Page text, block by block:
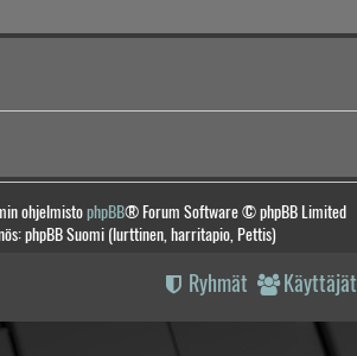
ohjelmistophpBB® Forum Software © phpBB Limited
phpBB Suomi (lurttinen, harritapio, Pettis)
Käyttäjät
Ryhmät